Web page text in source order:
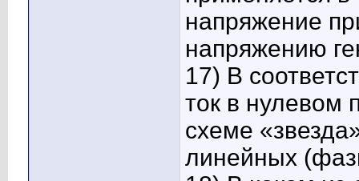
напряжение
напряжению
17) В
ток в нулевом
схеме
линейных